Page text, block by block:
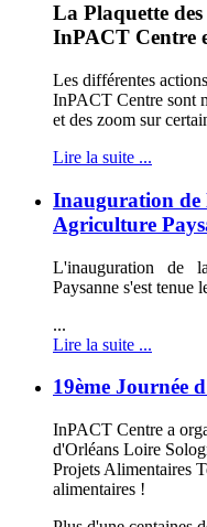
La Plaquette
InPACT Centre
Les différentes
InPACT Centre sont
et des zoom sur
Lire la suite ...
Inauguration de
Agriculture
L'inauguration de
Paysanne s'est tenue
...
Lire la suite ...
19ème Journée
InPACT Centre a
d'Orléans Loire
Projets Alimentaires
alimentaires !